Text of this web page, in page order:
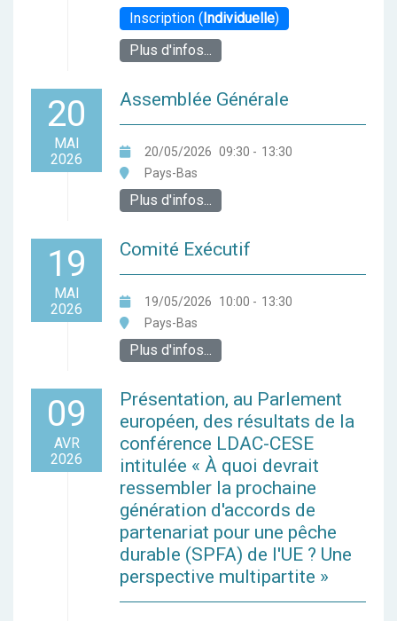
Inscription ( Individuelle)
Plus d'infos...
20
MAI
2026
Assemblée Générale
20/05/2026 09:30 - 13:30
Pays-Bas
Plus d'infos...
19
MAI
2026
Comité Exécutif
19/05/2026 10:00 - 13:30
Pays-Bas
Plus d'infos...
09
AVR
2026
Présentation, au Parlement
européen, des résultats de la
conférence LDAC-CESE
intitulée « À quoi devrait
ressembler la prochaine
génération d'accords de
partenariat pour une pêche
durable (SPFA) de l'UE ? Une
perspective multipartite »